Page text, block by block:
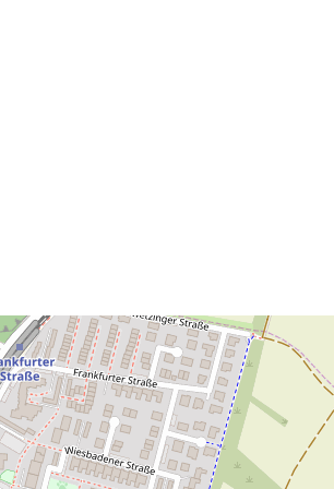
http://data.europa.eu/88u/dataset/30
7b53e6-b2ef-407a-989a-
aa3d1ad9e030